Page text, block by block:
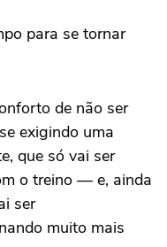
para se tornar
de não ser
exigindo uma
que só vai ser
o treino — e, ainda
ser
muito mais